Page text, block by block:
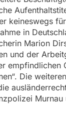
keineswegs
in
Marion
und der
empfindlichen
Die
Murnau